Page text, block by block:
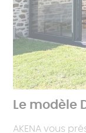
Le modèle
AKENA vous